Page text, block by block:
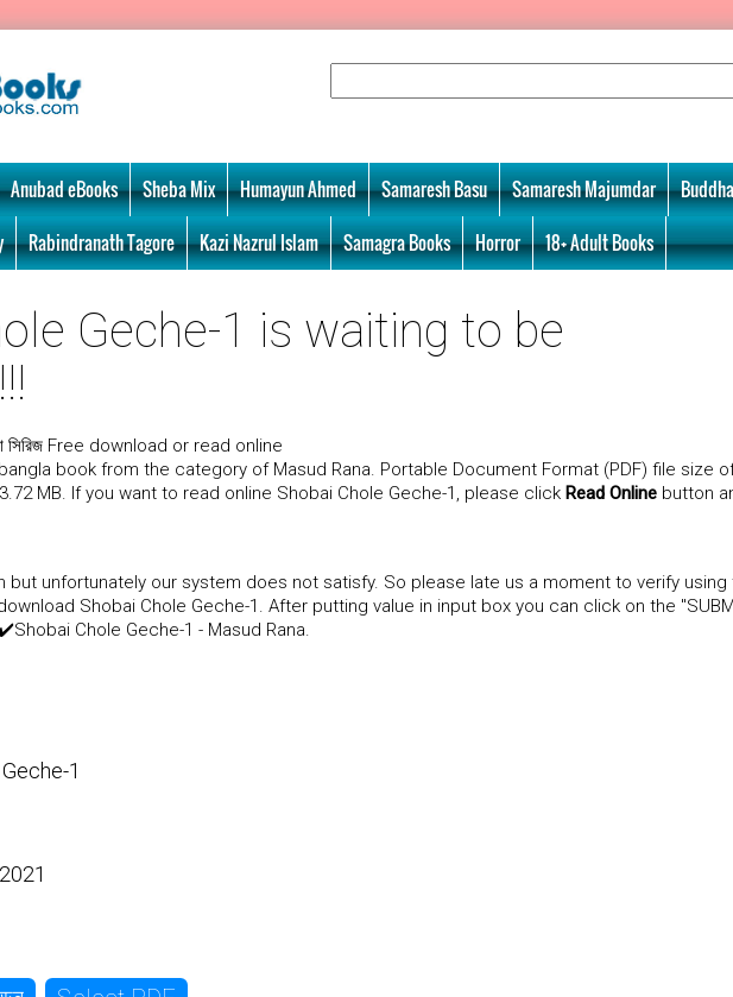
Anubad eBooks Sheba Mix Humayun Ahmed Samaresh Basu Samaresh Majumdar
Rabindranath Tagore Kazi Nazrul Islam Samagra Books Horror 18+ Adult Books
Geche-1 is waiting to be
সিরিজ Free download or read online
book from the category of Masud Rana. Portable Document Format (PDF) file size
MB. If you want to read online Shobai Chole Geche-1, please click Read Online button
but unfortunately our system does not satisfy. So please late us a moment to verify using
Shobai Chole Geche-1. After putting value in input box you can click on the
Chole Geche-1 - Masud Rana.
1